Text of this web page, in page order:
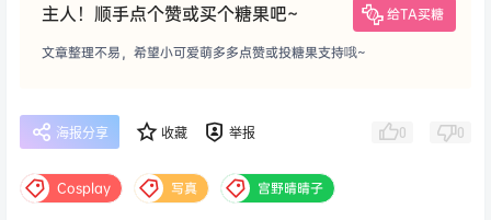
主人！顺手点个赞或买个糖果吧~ 给TA买糖
文章整理不易，希望小可爱萌多多点赞或投糖果支持哦~
海报分享 收藏 举报 0 0
Cosplay 写真 宫野晴晴子